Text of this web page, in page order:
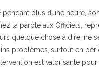
pendant plus d’une heure,
la parole aux Officiels,
quelque chose à dire, ne
problèmes, surtout en
est valorisante